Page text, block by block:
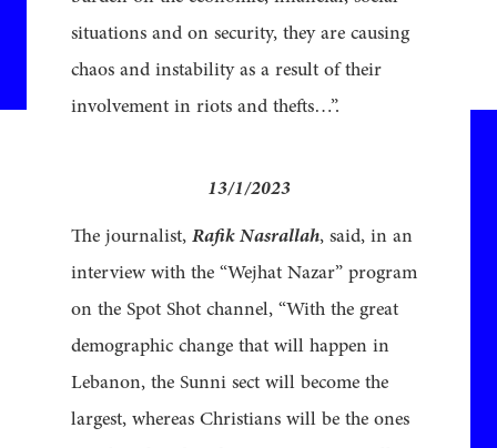
situations and on security, they are causing
chaos and instability as a result of their
involvement in riots and thefts…”.
13/1/2023
The journalist,Rafik Nasrallah, said, in an
interview with the “Wejhat Nazar” program
on the Spot Shot channel, “With the great
demographic change that will happen in
Lebanon, the Sunni sect will become the
largest, whereas Christians will be the ones